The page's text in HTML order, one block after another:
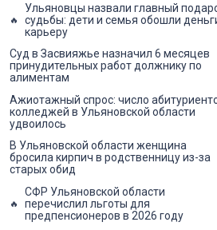
Ульяновцы назвали главный
судьбы: дети и семья обошли
карьеру
Суд в Засвияжье назначил 6 месяцев
принудительных работ должнику по
алиментам
Ажиотажный спрос: число
колледжей в Ульяновской области
удвоилось
В Ульяновской области женщина
бросила кирпич в родственницу из-за
старых обид
СФР Ульяновской области
перечислил льготы для
предпенсионеров в 2026 году